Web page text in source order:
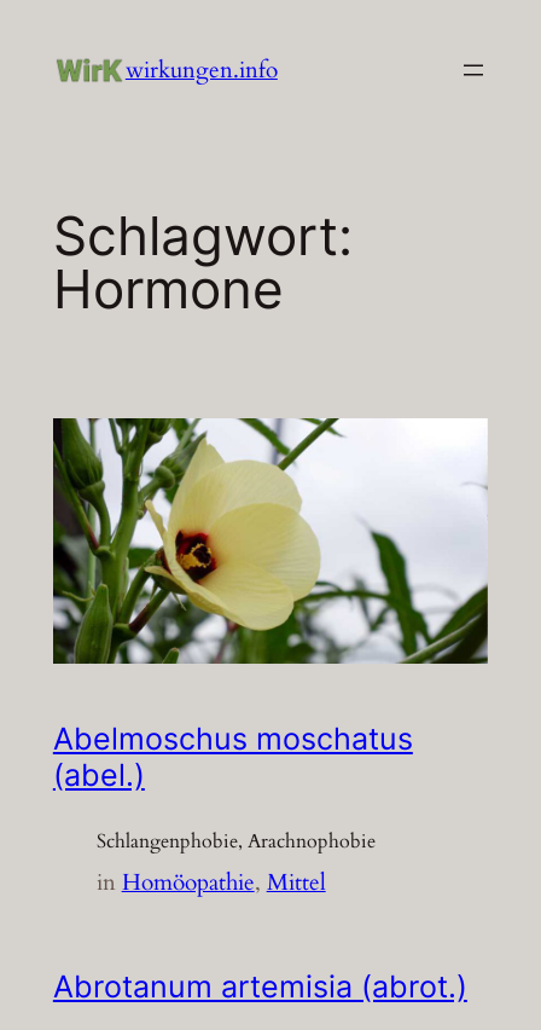
Inhalt
wirkungen.info
Schlagwort:
Hormone
Abelmoschus moschatus
(abel.)
Schlangenphobie, Arachnophobie
inHomöopathie, Mittel
Abrotanum artemisia (abrot.)